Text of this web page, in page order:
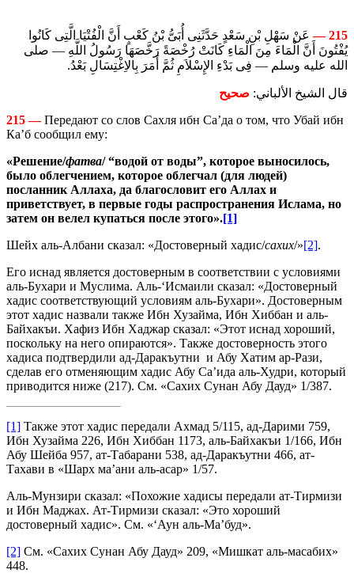
215 —
عَنْ سَهْلِ بْنِ سَعْدٍ حَدَّثَنِى أُبَىُّ بْنُ كَعْبٍ أَنَّ الْفُتْيَا الَّتِى كَانُوا
يُفْتُونَ أَنَّ الْمَاءَ مِنَ الْمَاءِ كَانَتْ رُخْصَةً رَخَّصَهَا رَسُولُ اللَّهِ — صلى
الله عليه وسلم — فِى بَدْءِ الإِسْلاَمِ ثُمَّ أَمَرَ بِالاِغْتِسَالِ بَعْدُ.
قال الشيخ الألباني: صحيح
215 —Передают со слов Сахля ибн Са’да о том, что Убай ибн
Ка’б сообщил ему:
«Решение/фатва/ “водой от воды”, которое выносилось,
было облегчением, которое облегчал (для людей)
посланник Аллаха, да благословит его Аллах и
приветствует, в первые годы распространения Ислама, но
затем он велел купаться после этого».[1]
Шейх аль-Албани сказал: «Достоверный хадис/сахих/»[2].
Его иснад является достоверным в соответствии с условиями
аль-Бухари и Муслима. Аль-‘Исмаили сказал: «Достоверный
хадис соответствующий условиям аль-Бухари». Достоверным
этот хадис назвали также Ибн Хузайма, Ибн Хиббан и аль-
Байхакъи. Хафиз Ибн Хаджар сказал: «Этот иснад хороший,
поскольку на него опираются». Также достоверность этого
хадиса подтвердили ад-Даракъутни и Абу Хатим ар-Рази,
сделав его отменяющим хадис Абу Са’ида аль-Худри, который
приводится ниже (217). См. «Сахих Сунан Абу Дауд» 1/387.
[1] Также этот хадис передали Ахмад 5/115, ад-Дарими 759,
Ибн Хузайма 226, Ибн Хиббан 1173, аль-Байхакъи 1/166, Ибн
Абу Шейба 957, ат-Табарани 538, ад-Даракъутни 466, ат-
Тахави в «Шарх ма’ани аль-асар» 1/57.
Аль-Мунзири сказал: «Похожие хадисы передали ат-Тирмизи
и Ибн Маджах. Ат-Тирмизи сказал: «Это хороший
достоверный хадис». См. «‘Аун аль-Ма’буд».
[2] См. «Сахих Сунан Абу Дауд» 209, «Мишкат аль-масабих»
448.